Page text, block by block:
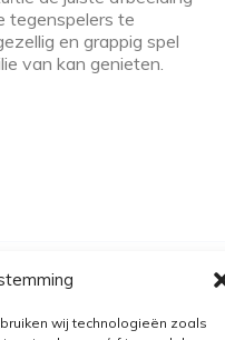
wij technologieën zoals
tegenspelers te
en grappig spel
van kan genieten.